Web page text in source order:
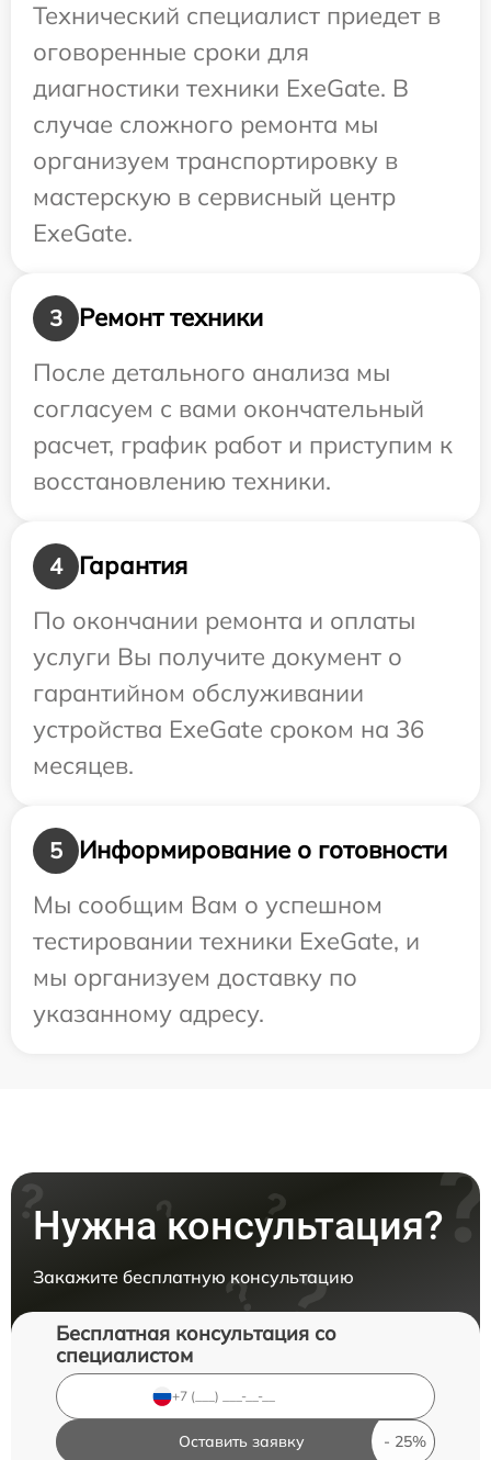
Технический специалист приедет в
оговоренные сроки для
диагностики техники ExeGate. В
случае сложного ремонта мы
организуем транспортировку в
мастерскую в сервисный центр
ExeGate.
3
Ремонт техники
После детального анализа мы
согласуем с вами окончательный
расчет, график работ и приступим к
восстановлению техники.
4
Гарантия
По окончании ремонта и оплаты
услуги Вы получите документ о
гарантийном обслуживании
устройства ExeGate сроком на 36
месяцев.
5
Информирование о готовности
Мы сообщим Вам о успешном
тестировании техники ExeGate, и
мы организуем доставку по
указанному адресу.
Нужна консультация?
Закажите бесплатную консультацию
Бесплатная консультация со
специалистом
Оставить заявку